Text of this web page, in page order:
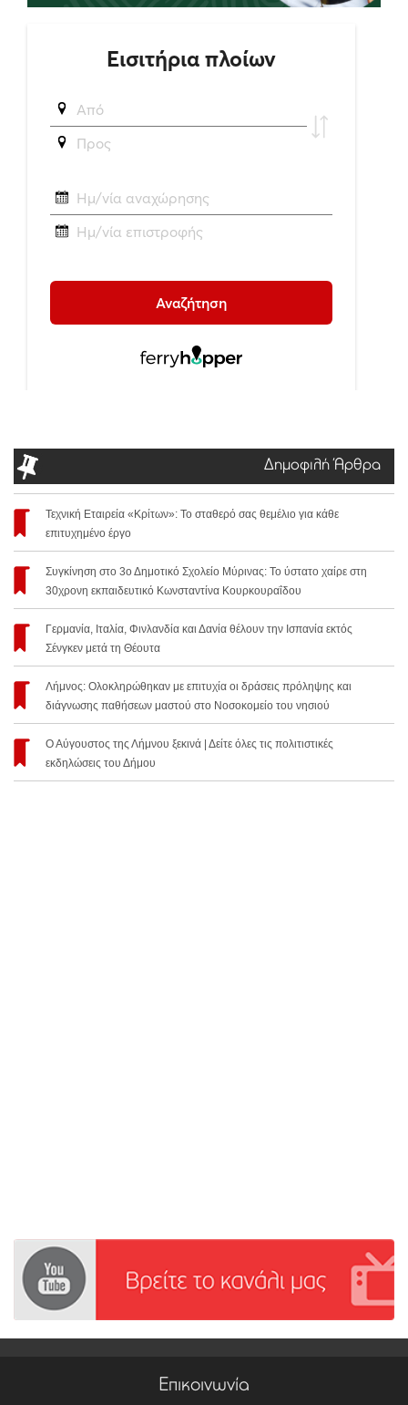
Δημοφιλή Άρθρα
Τεχνική Εταιρεία «Κρίτων»: Το σταθερό σας θεμέλιο για κάθε
επιτυχημένο έργο
Συγκίνηση στο 3ο Δημοτικό Σχολείο Μύρινας: Το ύστατο χαίρε στη
30χρονη εκπαιδευτικό Κωνσταντίνα Κουρκουραΐδου
Γερμανία, Ιταλία, Φινλανδία και Δανία θέλουν την Ισπανία εκτός
Σένγκεν μετά τη Θέουτα
Λήμνος: Ολοκληρώθηκαν με επιτυχία οι δράσεις πρόληψης και
διάγνωσης παθήσεων μαστού στο Νοσοκομείο του νησιού
Ο Αύγουστος της Λήμνου ξεκινά | Δείτε όλες τις πολιτιστικές
εκδηλώσεις του Δήμου
Επικοινωνία